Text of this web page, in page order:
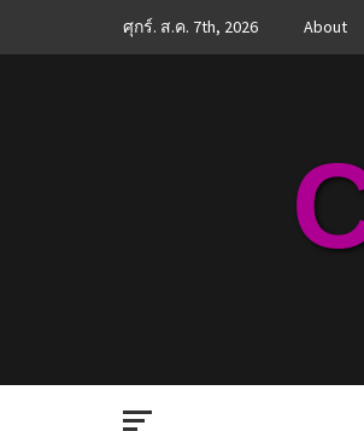
ศุกร์. ส.ค. 7th, 2026 About